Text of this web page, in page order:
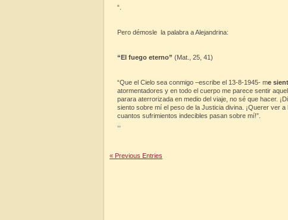
“.
Pero démosle la palabra a Alejandrina:
“El fuego eterno” (Mat., 25, 41)
“Que el Cielo sea conmigo –escribe el 13-8-1945- me
atormentadores y en todo el cuerpo me parece sentir
parara aterrorizada en medio del viaje, no sé que hacer.
siento sobre mí el peso de la Justicia divina. ¡Querer ver
cuantos sufrimientos indecibles pasan sobre mí!”.
« Previous Entries